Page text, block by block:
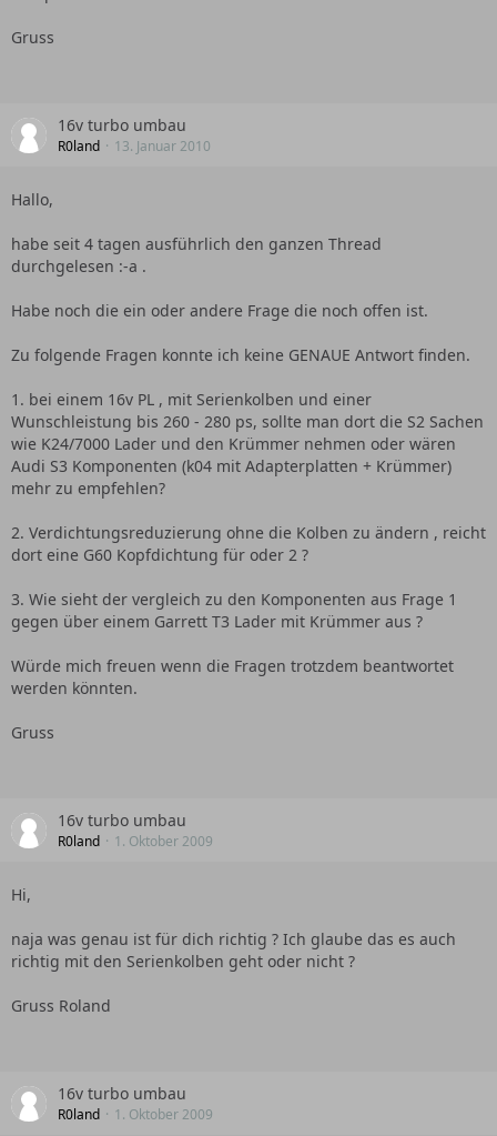
Gruss
16v turbo umbau
R0land 13. Januar 2010
Hallo,
habe seit 4 tagen ausführlich den ganzen Thread
durchgelesen :-a .
Habe noch die ein oder andere Frage die noch offen ist.
Zu folgende Fragen konnte ich keine GENAUE Antwort finden.
1. bei einem 16v PL , mit Serienkolben und einer
Wunschleistung bis 260 - 280 ps, sollte man dort die S2 Sachen
wie K24/7000 Lader und den Krümmer nehmen oder wären
Audi S3 Komponenten (k04 mit Adapterplatten + Krümmer)
mehr zu empfehlen?
2. Verdichtungsreduzierung ohne die Kolben zu ändern , reicht
dort eine G60 Kopfdichtung für oder 2 ?
3. Wie sieht der vergleich zu den Komponenten aus Frage 1
gegen über einem Garrett T3 Lader mit Krümmer aus ?
Würde mich freuen wenn die Fragen trotzdem beantwortet
werden könnten.
Gruss
16v turbo umbau
R0land 1. Oktober 2009
Hi,
naja was genau ist für dich richtig ? Ich glaube das es auch
richtig mit den Serienkolben geht oder nicht ?
Gruss Roland
16v turbo umbau
R0land 1. Oktober 2009